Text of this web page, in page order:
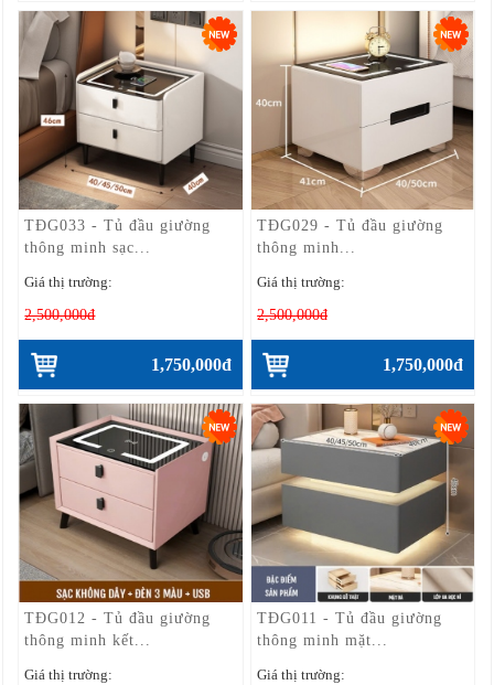
TĐG033 - Tủ đầu giường
thông minh sạc...
Giá thị trường:
2,500,000đ
1,750,000đ
TĐG029 - Tủ đầu giường
thông minh...
Giá thị trường:
2,500,000đ
1,750,000đ
TĐG012 - Tủ đầu giường
thông minh kết...
Giá thị trường:
TĐG011 - Tủ đầu giường
thông minh mặt...
Giá thị trường: